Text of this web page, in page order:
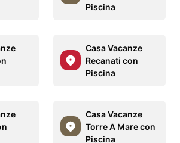
Piscina
Casa Vacanze
Recanati con
Piscina
Casa Vacanze
Torre A Mare con
Piscina